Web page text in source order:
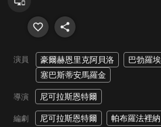
演員 豪爾赫恩里克阿貝洛
巴勃羅
塞巴斯蒂安馬羅金
導演 尼可拉斯恩特爾
編劇 尼可拉斯恩特爾 帕布羅法裡納